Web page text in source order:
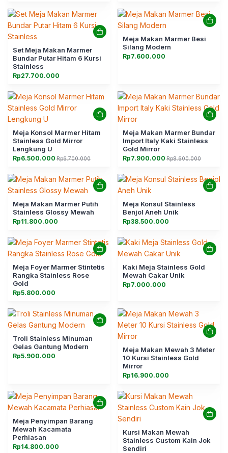
adalah:
Rp18.900.000.
ini
adalah:
Rp18.500.000.
Set Meja Makan Marmer
Bundar Putar Hitam 6 Kursi
Stainless
Rp27.700.000
Meja Makan Marmer Besi
Silang Modern
Rp7.600.000
Meja Konsol Marmer Hitam
Stainless Gold Mirror
Lengkung U
Rp6.700.000
Harga
adalah:
Rp6.700.000.
Rp6.500.000
Harga
ini
adalah:
Rp6.500.000.
Meja Makan Marmer Bundar
Import Italy Kaki Stainless
Gold Mirror
Rp8.600.000
Harga
adalah:
Rp8.600.000.
Rp7.900.000
Harga
ini
adalah:
Rp7.900.000.
Meja Makan Marmer Putih
Stainless Glossy Mewah
Rp11.800.000
Meja Konsul Stainless
Benjol Aneh Unik
Rp38.500.000
Meja Foyer Marmer Stintetis
Rangka Stainless Rose
Gold
Rp5.800.000
Kaki Meja Stainless Gold
Mewah Cakar Unik
Rp7.000.000
Troli Stainless Minuman
Gelas Gantung Modern
Rp5.900.000
Meja Makan Mewah 3 Meter
10 Kursi Stainless Gold
Mirror
Rp16.900.000
Meja Penyimpan Barang
Mewah Kacamata
Perhiasan
Rp14.800.000
Kursi Makan Mewah
Stainless Custom Kain Jok
Sendiri